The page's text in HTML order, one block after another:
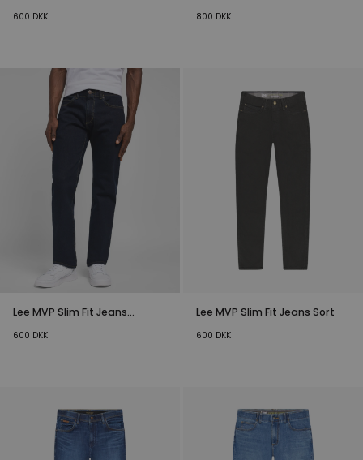
600 DKK 800 DKK
Lee MVP Slim Fit Jeans
600 DKK
Lee MVP Slim Fit Jeans Sort
600 DKK